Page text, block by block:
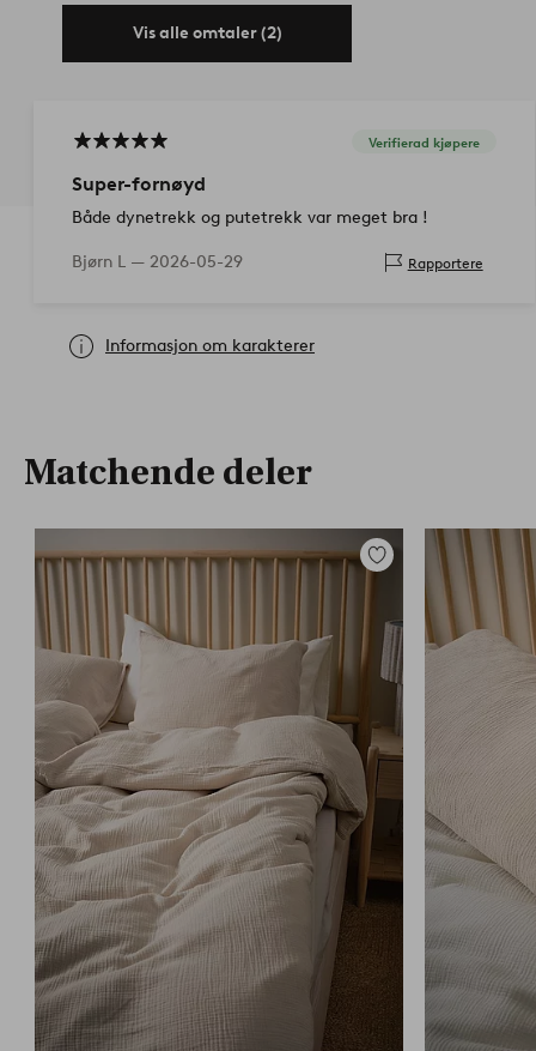
Vis alle omtaler (2)
Verifierad kjøpere
Super-fornøyd
Både dynetrekk og putetrekk var meget bra !
Bjørn L — 2026-05-29 Rapportere
Informasjon om karakterer
Matchende deler
Legg
favoritter